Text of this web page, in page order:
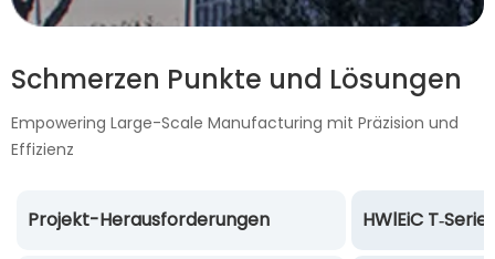
Schmerzen Punkte und Lösungen
Empowering Large-Scale Manufacturing mit Präzision und
Effizienz
Projekt-Herausforderungen
HWlEiC